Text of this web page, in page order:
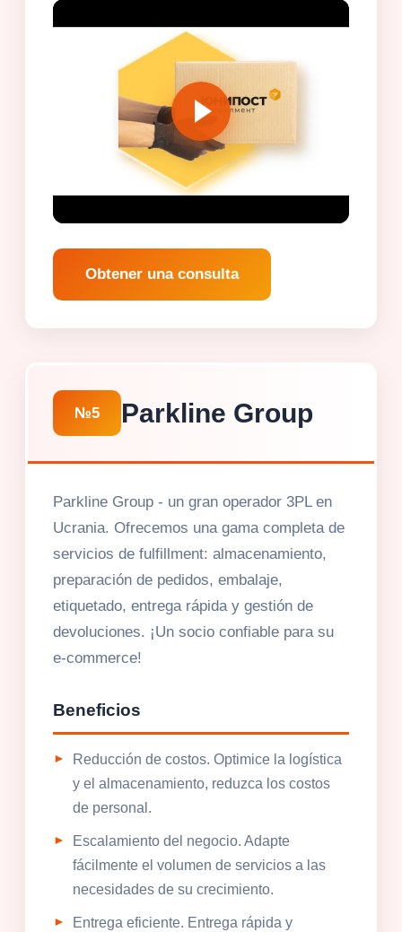
Obtener una consulta
№5 Parkline Group
Parkline Group - un gran operador 3PL en
Ucrania. Ofrecemos una gama completa de
servicios de fulfillment: almacenamiento,
preparación de pedidos, embalaje,
etiquetado, entrega rápida y gestión de
devoluciones. ¡Un socio confiable para su
e-commerce!
Beneficios
Reducción de costos. Optimice la logística
y el almacenamiento, reduzca los costos
de personal.
Escalamiento del negocio. Adapte
fácilmente el volumen de servicios a las
necesidades de su crecimiento.
Entrega eficiente. Entrega rápida y